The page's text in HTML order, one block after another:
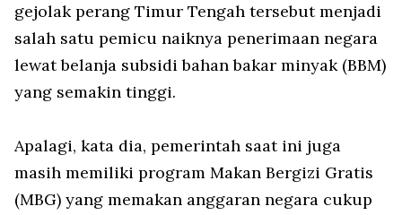
gejolak perang Timur Tengah tersebut menjadi
salah satu pemicu naiknya penerimaan negara
lewat belanja subsidi bahan bakar minyak (BBM)
yang semakin tinggi.
Apalagi, kata dia, pemerintah saat ini juga
masih memiliki program Makan Bergizi Gratis
(MBG) yang memakan anggaran negara cukup